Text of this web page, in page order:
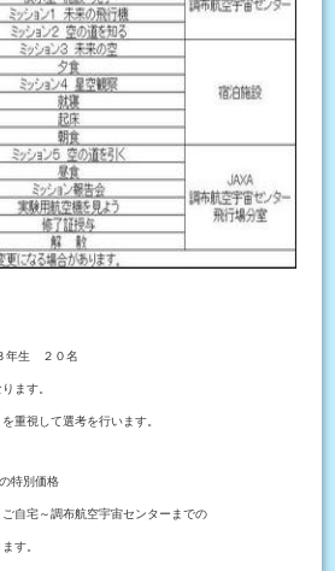
年生 ２０名
ます。
重視して選考を行います。
特別価格
ご自宅～調布航空宇宙センターまでの
す。